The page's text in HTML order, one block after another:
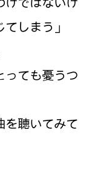
けではないけ
しまう」
っても憂うつ
を聴いてみて